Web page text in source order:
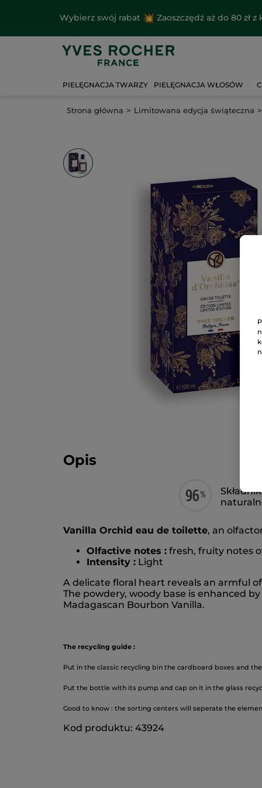
Wybierz swój rabat Zaoszczędź aż do 80 zł z
PIELĘGNACJA TWARZY PIELĘGNACJA WŁOSÓW
Strona główna Limitowana edycja świąteczna
Opis
Vanilla Orchid eau de toilette, an
Olfactive notes : fresh, fruity notes
Intensity : Light
A delicate floral heart reveals an armful
The powdery, woody base is enhanced
Madagascan Bourbon Vanilla.
The recycling guide :
Put in the classic recycling bin the cardboard boxes and
Put the bottle with its pump and cap on it in the glass
Good to know : the sorting centers will seperate the
Kod produktu: 43924